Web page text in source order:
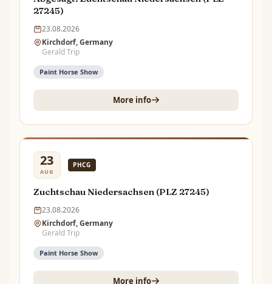
27245)
23.08.2026
Kirchdorf, Germany
Gerald Trip
Paint Horse Show
More info
23
AUG
PHCG
Zuchtschau Niedersachsen (PLZ 27245)
23.08.2026
Kirchdorf, Germany
Gerald Trip
Paint Horse Show
More info